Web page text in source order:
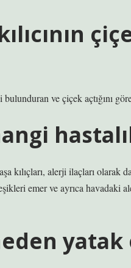
ve çiçek açtığını
kılıçları, alerji ilaçları olarak
emer ve ayrıca havadaki